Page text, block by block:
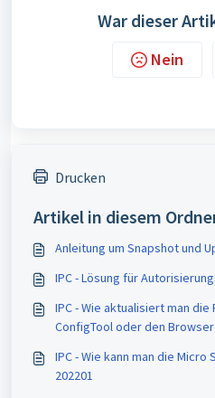
War dieser
Nein
Drucken
Artikel in diesem
Anleitung um Snapshot und
IPC - Lösung für
IPC - Wie aktualisiert man
ConfigTool oder den Browser
IPC - Wie kann man die Micro
202201